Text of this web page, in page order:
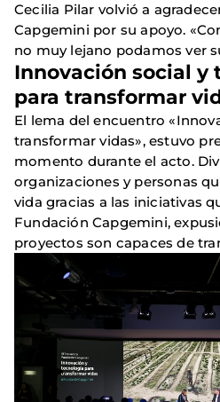
Cecilia Pilar volvió a
Capgemini por su apoyo.
no muy lejano podamos ver
Innovación social y
para transformar
El lema del encuentro
transformar vidas», estuvo
momento durante el acto.
organizaciones y personas
vida gracias a las iniciativas
Fundación Capgemini,
proyectos son capaces de